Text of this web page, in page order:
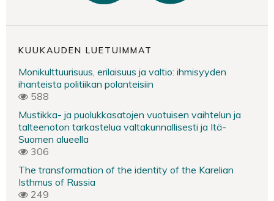
KUUKAUDEN LUETUIMMAT
Monikulttuurisuus, erilaisuus ja valtio: ihmisyyden
ihanteista politiikan polanteisiin
588
Mustikka- ja puolukkasatojen vuotuisen vaihtelun ja
talteenoton tarkastelua valtakunnallisesti ja Itä-
Suomen alueella
306
The transformation of the identity of the Karelian
Isthmus of Russia
249